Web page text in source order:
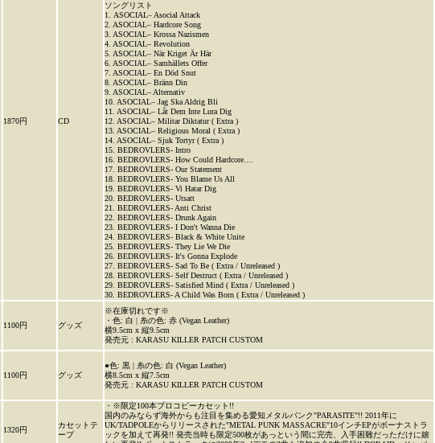
1870円 CD
ソングリスト
1. ASOCIAL– Asocial Attack
2. ASOCIAL– Hardcore Song
3. ASOCIAL– Krossa Nazismen
4. ASOCIAL– Revolution
5. ASOCIAL– När Kriget Är Här
6. ASOCIAL– Samhällets Offer
7. ASOCIAL– En Död Snut
8. ASOCIAL– Bränn Din
9. ASOCIAL– Alternativ
10. ASOCIAL– Jag Ska Aldrig Bli
11. ASOCIAL– Låt Dem Inte Lura Dig
12. ASOCIAL– Militar Diktatur ( Extra )
13. ASOCIAL– Religious Moral ( Extra )
14. ASOCIAL– Sjuk Tortyr ( Extra )
15. BEDROVLERS- Intro
16. BEDROVLERS- How Could Hardcore....
17. BEDROVLERS- Our Statement
18. BEDROVLERS- You Blame Us All
19. BEDROVLERS- Vi Hatar Dig
20. BEDROVLERS- Utsatt
21. BEDROVLERS- Anti Christ
22. BEDROVLERS- Drunk Again
23. BEDROVLERS- I Don't Wanna Die
24. BEDROVLERS- Black & White Unite
25. BEDROVLERS- They Lie We Die
26. BEDROVLERS- It's Gonna Explode
27. BEDROVLERS- Sad To Be ( Extra / Unreleased )
28. BEDROVLERS- Self Destruct ( Extra / Unreleased )
29. BEDROVLERS- Satisfied Mind ( Extra / Unreleased )
30. BEDROVLERS- A Child Was Born ( Extra / Unreleased )
1100円 グッズ
※在庫切れです※
・色: 白 | 糸の色: 赤 (Vegan Leather)
横9.5cm x 縦9.5cm
発売元 : KARASU KILLER PATCH CUSTOM
1100円 グッズ
●色: 黒 | 糸の色: 白 (Vegan Leather)
横8.5cm x 縦7.5cm
発売元 : KARASU KILLER PATCH CUSTOM
1320円
カセットテ
ープ
・※限定100本プロコピーカセット!!
国内のみならず海外からも注目を集める愛知メタルパンク"PARASITE"!! 2011年に
UK/TADPOLEからリリースされた"METAL PUNK MASSACRE"10インチEPがボーナストラ
ックを加えて再発!! 発売当時も限定500枚があっという間に完売、入手困難だっただけに嬉